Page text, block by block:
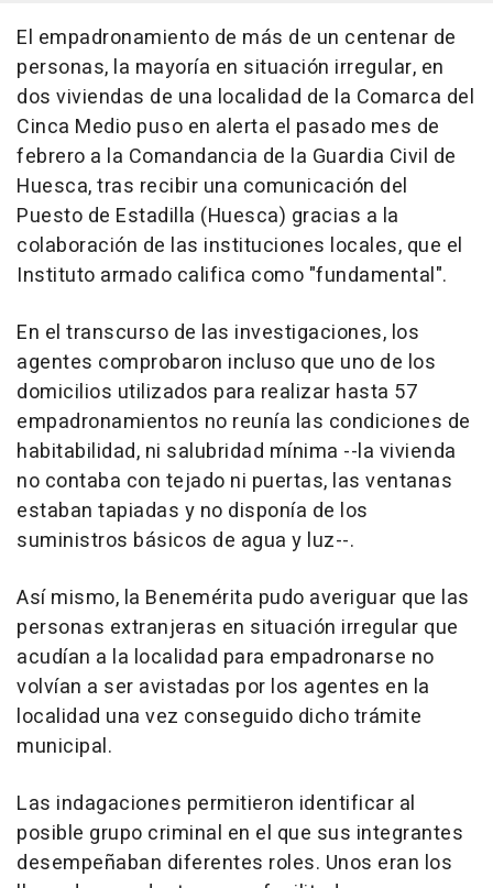
El empadronamiento de más de un centenar de
personas, la mayoría en situación irregular, en
dos viviendas de una localidad de la Comarca del
Cinca Medio puso en alerta el pasado mes de
febrero a la Comandancia de la Guardia Civil de
Huesca, tras recibir una comunicación del
Puesto de Estadilla (Huesca) gracias a la
colaboración de las instituciones locales, que el
Instituto armado califica como "fundamental".
En el transcurso de las investigaciones, los
agentes comprobaron incluso que uno de los
domicilios utilizados para realizar hasta 57
empadronamientos no reunía las condiciones de
habitabilidad, ni salubridad mínima --la vivienda
no contaba con tejado ni puertas, las ventanas
estaban tapiadas y no disponía de los
suministros básicos de agua y luz--.
Así mismo, la Benemérita pudo averiguar que las
personas extranjeras en situación irregular que
acudían a la localidad para empadronarse no
volvían a ser avistadas por los agentes en la
localidad una vez conseguido dicho trámite
municipal.
Las indagaciones permitieron identificar al
posible grupo criminal en el que sus integrantes
desempeñaban diferentes roles. Unos eran los